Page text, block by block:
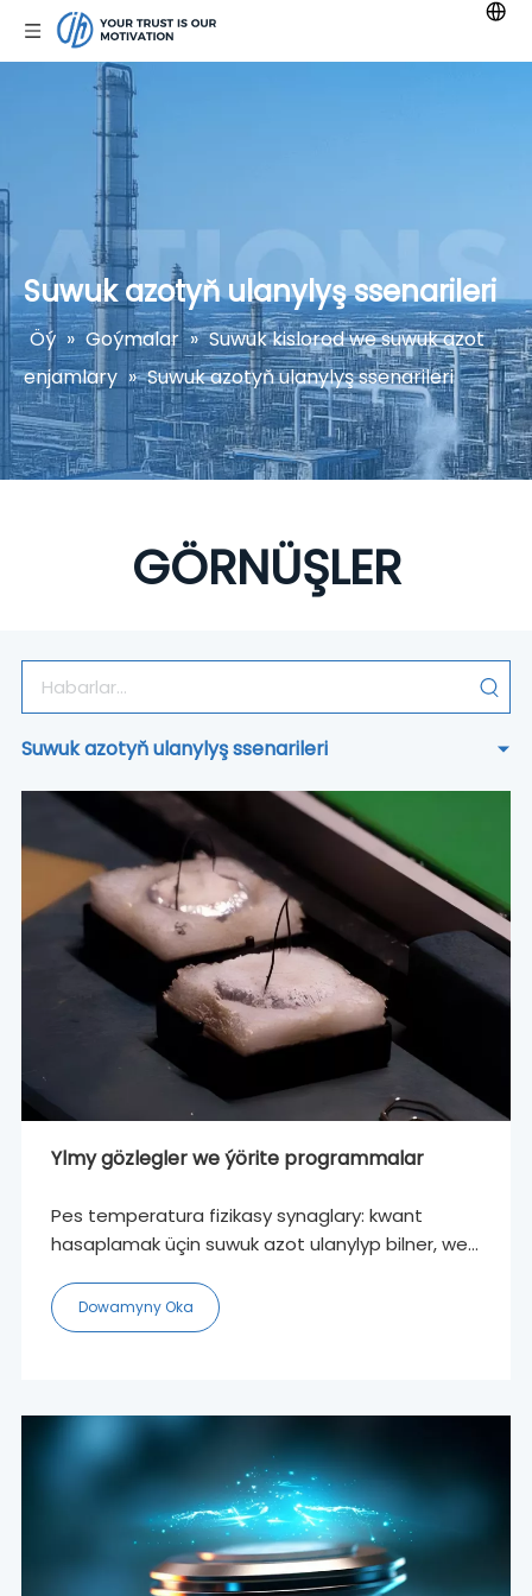
Suwuk azotyň ulanylyş ssenarileri
Öý » Goýmalar » Suwuk kislorod we suwuk azot
enjamlary » Suwuk azotyň ulanylyş ssenarileri
GÖRNÜŞLER
Suwuk azotyň ulanylyş ssenarileri
Ylmy gözlegler we ýörite programmalar
Pes temperatura fizikasy synaglary: kwant
hasaplamak üçin suwuk azot ulanylyp bilner, we
gurşawy talap edýär. Kondensirlenen materiýa
synaglarynda artykmaç geliý we topologiki
Dowamyny Oka